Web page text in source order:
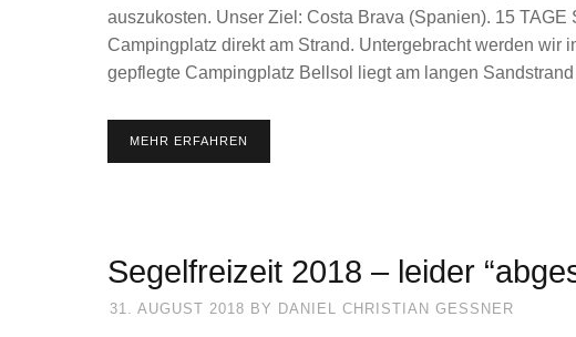
auszukosten. Unser Ziel: Costa Brava (Spanien). 15
Campingplatz direkt am Strand. Untergebracht werden wir
gepflegte Campingplatz Bellsol liegt am langen
MEHR ERFAHREN
Segelfreizeit 2018 – leider
31. AUGUST 2018 BY DANIEL CHRISTIAN GESSNER